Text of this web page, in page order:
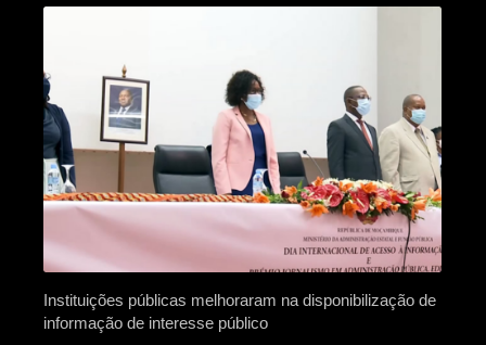
Instituições públicas melhoraram na disponibilização de
informação de interesse público